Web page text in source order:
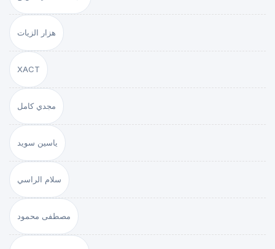
هزار الزيات
XACT
مجدي كامل
ياسين سويد
سلام الراسي
مصطفى محمود